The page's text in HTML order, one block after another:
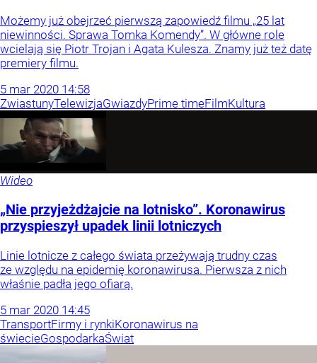
Możemy już obejrzeć pierwszą zapowiedź filmu „25 lat
niewinności. Sprawa Tomka Komendy”. W główne role
wcielają się Piotr Trojan i Agata Kulesza. Znamy już też datę
premiery filmu.
5 mar 2020 14:58
ZwiastunyTelewizjaGwiazdyPrime timeFilmKultura
Wideo
„Nie przyjeżdżajcie na lotnisko”. Koronawirus
przyspieszył upadek linii lotniczych
Linie lotnicze z całego świata przeżywają trudny czas
ze względu na epidemię koronawirusa. Pierwsza z nich
właśnie padła jego ofiarą.
5 mar 2020 14:45
TransportFirmy i rynkiKoronawirus na
świecieGospodarkaŚwiat